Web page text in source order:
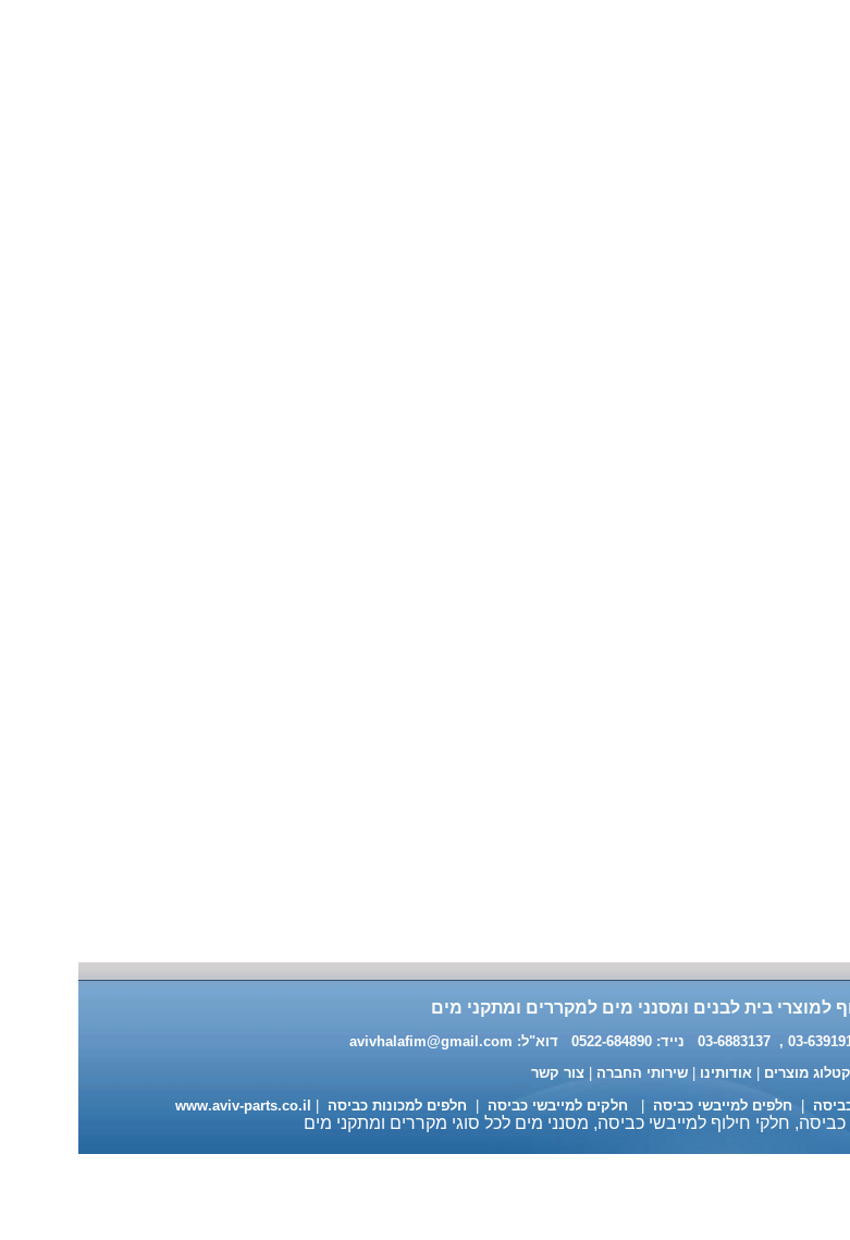
למוצרי בית לבנים ומסנני מים למקררים ומתקני מים
avivhalafim@gmail.com
קטלוג מוצרים אודותינו שירותי החברה
צור קשר
חלפים למייבשי כביסה חלקים למייבשי כביסה חלפים למכונות כביסה www.aviv-parts.co.il
חלקי חילוף למייבשי כביסה, מסנני מים לכל סוגי מקררים ומתקני מים